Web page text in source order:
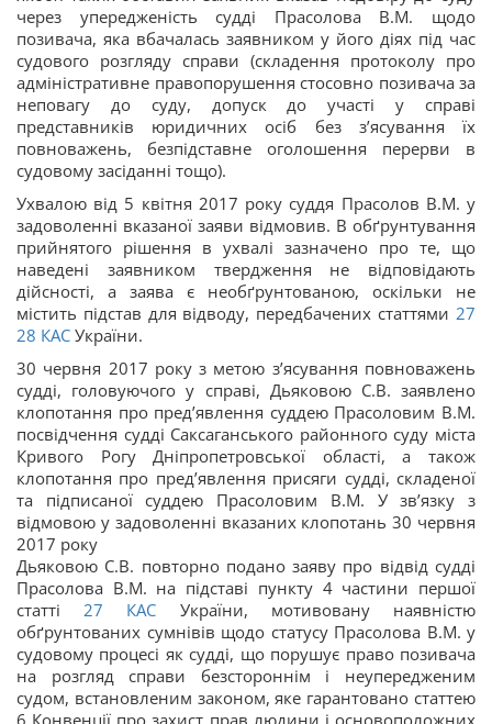
через упередженість судді Прасолова В.М. щодо
позивача, яка вбачалась заявником у його діях під час
судового розгляду справи (складення протоколу про
адміністративне правопорушення стосовно позивача за
неповагу до суду, допуск до участі у справі
представників юридичних осіб без з’ясування їх
повноважень, безпідставне оголошення перерви в
судовому засіданні тощо).
Ухвалою від 5 квітня 2017 року суддя Прасолов В.М. у
задоволенні вказаної заяви відмовив. В обґрунтування
прийнятого рішення в ухвалі зазначено про те, що
наведені заявником твердження не відповідають
дійсності, а заява є необґрунтованою, оскільки не
містить підстав для відводу, передбачених статтями 27
28 КАС України.
30 червня 2017 року з метою з’ясування повноважень
судді, головуючого у справі, Дьяковою С.В. заявлено
клопотання про пред’явлення суддею Прасоловим В.М.
посвідчення судді Саксаганського районного суду міста
Кривого Рогу Дніпропетровської області, а також
клопотання про пред’явлення присяги судді, складеної
та підписаної суддею Прасоловим В.М. У зв’язку з
відмовою у задоволенні вказаних клопотань 30 червня
2017 року
Дьяковою С.В. повторно подано заяву про відвід судді
Прасолова В.М. на підставі пункту 4 частини першої
статті 27 КАС України, мотивовану наявністю
обґрунтованих сумнівів щодо статусу Прасолова В.М. у
судовому процесі як судді, що порушує право позивача
на розгляд справи безстороннім і неупередженим
судом, встановленим законом, яке гарантовано статтею
6 Конвенції про захист прав людини і основоположних